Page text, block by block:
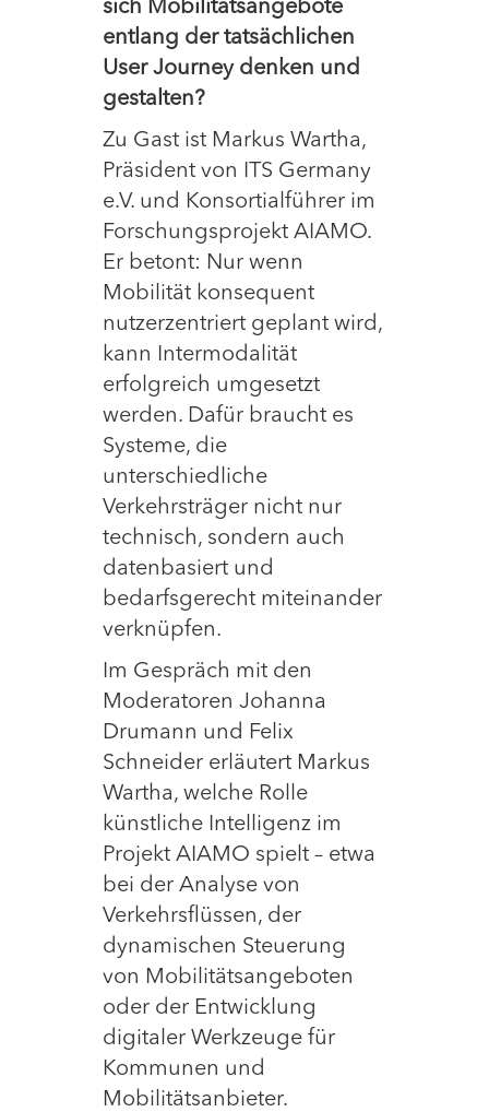
sich Mobilitätsangebote
entlang der tatsächlichen
User Journey denken und
gestalten?
Zu Gast ist Markus Wartha,
Präsident von ITS Germany
e.V. und Konsortialführer im
Forschungsprojekt AIAMO.
Er betont: Nur wenn
Mobilität konsequent
nutzerzentriert geplant wird,
kann Intermodalität
erfolgreich umgesetzt
werden. Dafür braucht es
Systeme, die
unterschiedliche
Verkehrsträger nicht nur
technisch, sondern auch
datenbasiert und
bedarfsgerecht miteinander
verknüpfen.
Im Gespräch mit den
Moderatoren Johanna
Drumann und Felix
Schneider erläutert Markus
Wartha, welche Rolle
künstliche Intelligenz im
Projekt AIAMO spielt – etwa
bei der Analyse von
Verkehrsflüssen, der
dynamischen Steuerung
von Mobilitätsangeboten
oder der Entwicklung
digitaler Werkzeuge für
Kommunen und
Mobilitätsanbieter.